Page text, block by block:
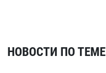
НОВОСТИ ПО ТЕМЕ